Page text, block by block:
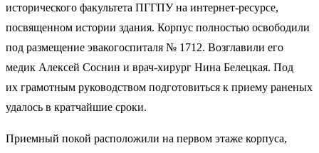
исторического факультета ПГГПУ на интернет-ресурсе,
посвященном истории здания. Корпус полностью освободили
под размещение эвакогоспиталя № 1712. Возглавили его
медик Алексей Соснин и врач-хирург Нина Белецкая. Под
их грамотным руководством подготовиться к приему раненых
удалось в кратчайшие сроки.
Приемный покой расположили на первом этаже корпуса,